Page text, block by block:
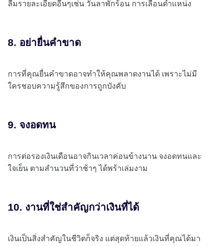
ลืมรายละเอียดอื่นๆเช่น วันลาพักร้อน การเลื่อนตำแหน่ง
8. อย่ายื่นคำขาด
การที่คุณยื่นคำขาดอาจทำให้คุณพลาดงานได้ เพราะไม่มี
ใครชอบความรู้สึกของการถูกบังคับ
9. จงอดทน
การต่อรองเงินเดือนอาจกินเวลาค่อนข้างนาน จงอดทนและ
ใจเย็น ตามสำนวนที่ว่าช้าๆ ได้พร้าเล่มงาม
10. งานที่ใช่สำคัญกว่าเงินที่ได้
เงินเป็นสิ่งสำคัญในชีวิตก็จริง แต่สุดท้ายแล้วเงินที่คุณได้มา